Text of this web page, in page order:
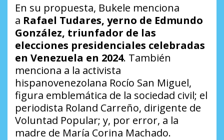
En su propuesta, Bukele menciona
a Rafael Tudares, yerno de Edmundo
González, triunfador de las
elecciones presidenciales celebradas
en Venezuela en 2024. También
menciona a la activista
hispanovenezolana Rocío San Miguel,
figura emblemática de la sociedad civil; el
periodista Roland Carreño, dirigente de
Voluntad Popular; y, por error, a la
madre de María Corina Machado.